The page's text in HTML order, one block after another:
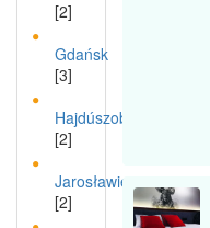
[2]
Gdańsk
[3]
Hajdúszoboszló
[2]
Jarosławiec
[2]